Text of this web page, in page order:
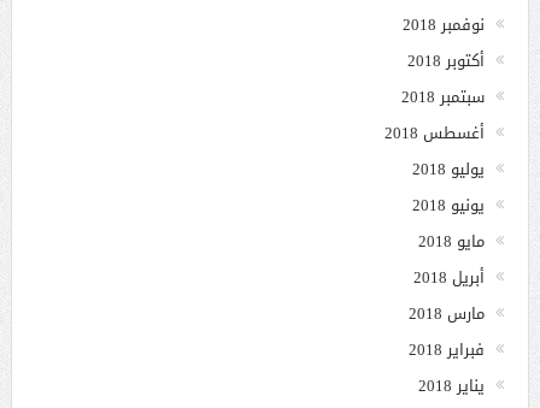
نوفمبر 2018
أكتوبر 2018
سبتمبر 2018
أغسطس 2018
يوليو 2018
يونيو 2018
مايو 2018
أبريل 2018
مارس 2018
فبراير 2018
يناير 2018